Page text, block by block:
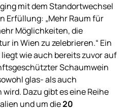
mit dem Standortwechsel
Erfüllung: „Mehr Raum für
Möglichkeiten, die
in Wien zu zelebrieren.“ Ein
wie auch bereits zuvor auf
Schaumwein
glas- als auch
Dazu gibt es eine Reihe
und um die20